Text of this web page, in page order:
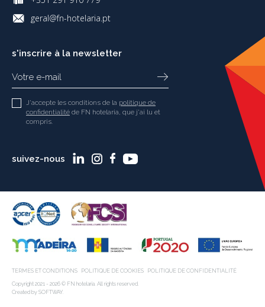
geral@fn-hotelaria.pt
s'inscrire à la newsletter
J'accepte les conditions de la politique de
confidentialité de FN hotelaria, que j'ai lu et
compris.
suivez-nous
TERMES ET CONDITIONS POLITIQUE DE COOKIES
POLITIQUE DE CONFIDENTIALITÉ
Copyright 2021 - 2026 © FN hotelaria. All rights reserved.
Created bySOFTWAY